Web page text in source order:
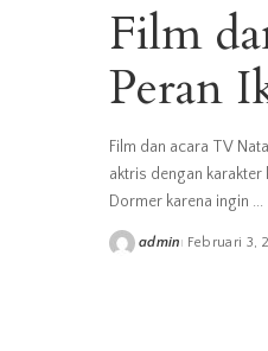
Film
Peran
Film dan acara TV
aktris dengan
Dormer karena ingin ...
Posted
admin Februari 3,